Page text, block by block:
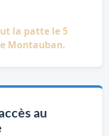
la patte le 5
Montauban.
au